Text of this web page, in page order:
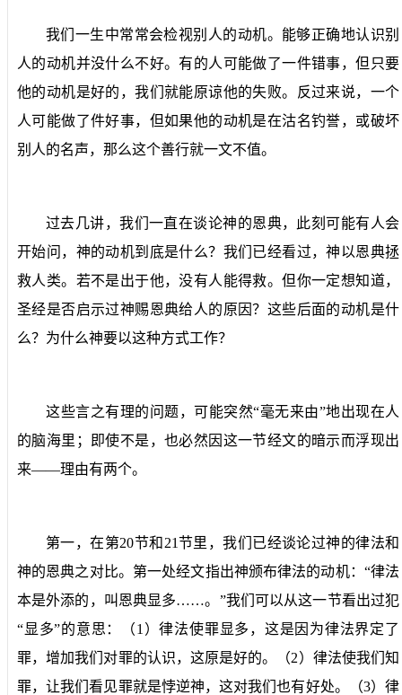
我们一生中常常会检视别人的动机。能够正确地认识别
人的动机并没什么不好。有的人可能做了一件错事，但只要
他的动机是好的，我们就能原谅他的失败。反过来说，一个
人可能做了件好事，但如果他的动机是在沽名钓誉，或破坏
别人的名声，那么这个善行就一文不值。
过去几讲，我们一直在谈论神的恩典，此刻可能有人会
开始问，神的动机到底是什么？我们已经看过，神以恩典拯
救人类。若不是出于他，没有人能得救。但你一定想知道，
圣经是否启示过神赐恩典给人的原因？这些后面的动机是什
么？为什么神要以这种方式工作？
这些言之有理的问题，可能突然“毫无来由”地出现在人
的脑海里；即使不是，也必然因这一节经文的暗示而浮现出
来——理由有两个。
第一，在第20节和 21节里，我们已经谈论过神的律法和
神的恩典之对比。第一处经文指出神颁布律法的动机：“律法
本是外添的，叫恩典显多……。”我们可以从这一节看出过犯
“显多”的意思：（1 ）律法使罪显多，这是因为律法界定了
罪，增加我们对罪的认识，这原是好的。（2）律法使我们知
罪，让我们看见罪就是悖逆神，这对我们也有好处。（3）律